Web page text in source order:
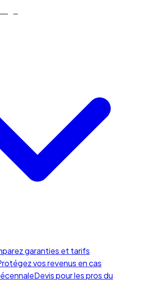
garanties et tarifs
vos revenus en cas
Devis pour les pros du